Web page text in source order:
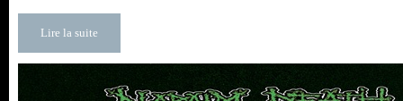
Lire la suite